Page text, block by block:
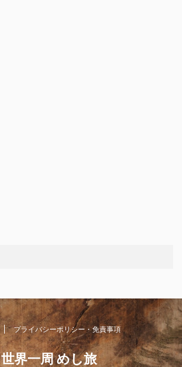
プライバシーポリシー・免責事項
世界一周 めし旅